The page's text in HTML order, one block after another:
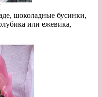
шоколадные бусинки,
или ежевика,